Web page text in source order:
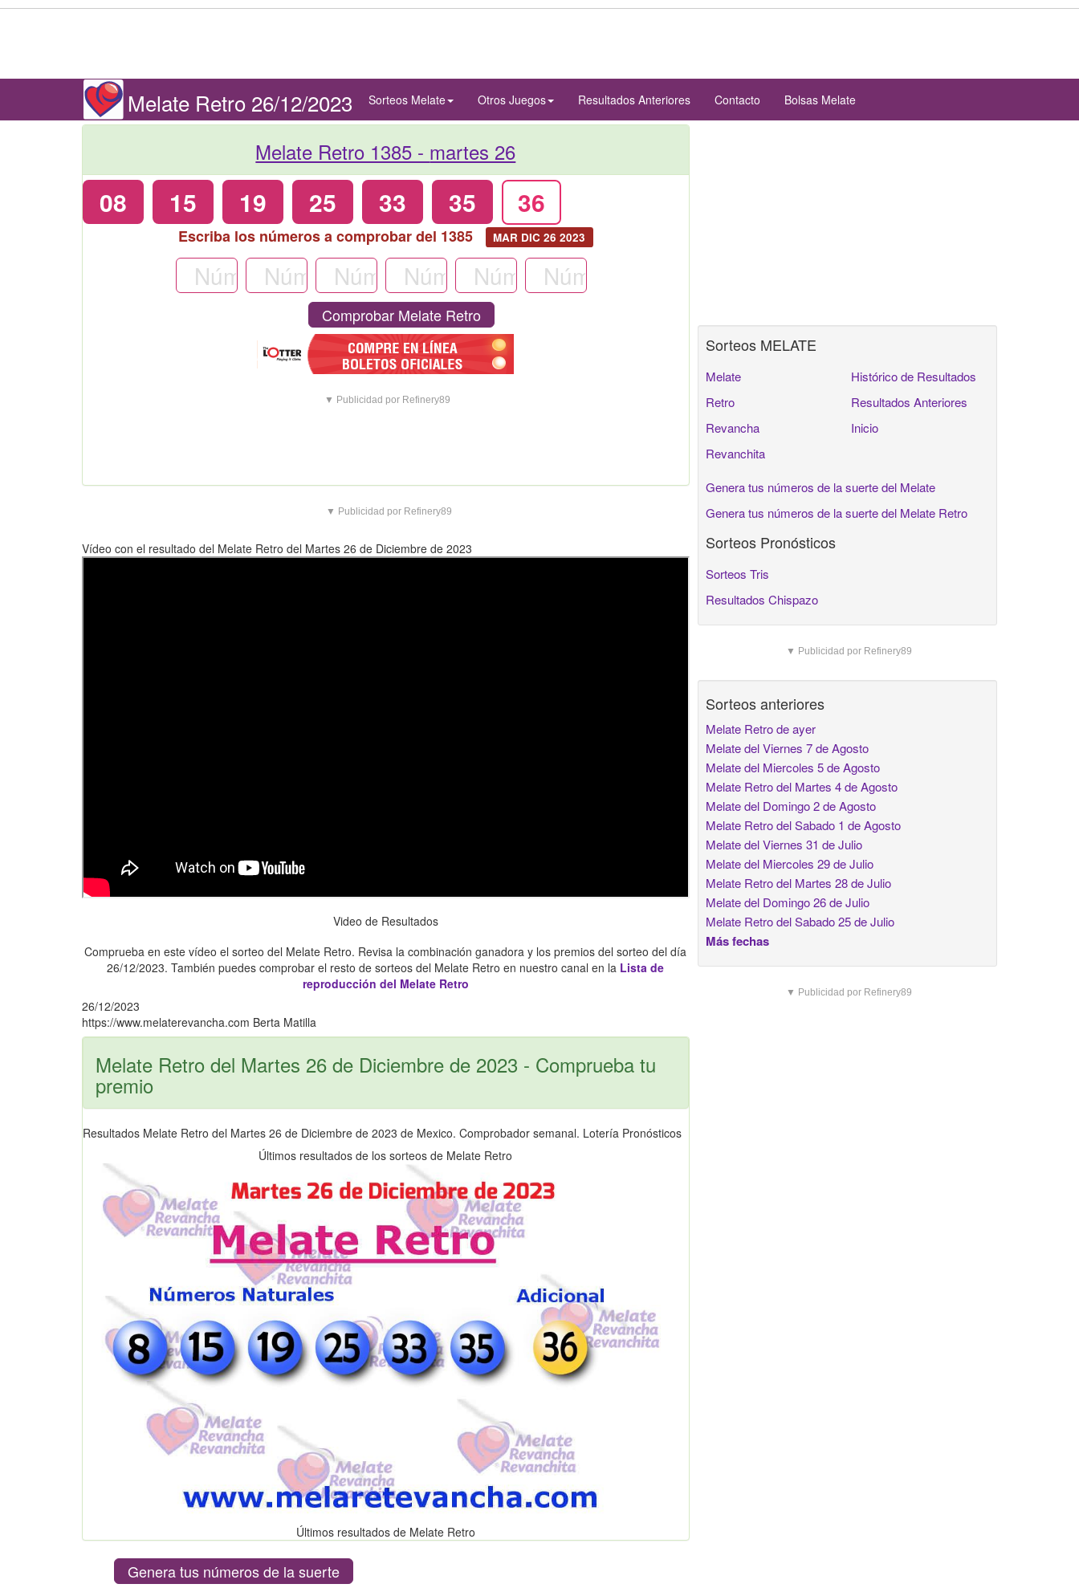
Melate Retro 26/12/2023 Sorteos Melate Otros Juegos Resultados Anteriores Contacto Bolsas Melate
Melate Retro 1385 - martes 26
08 15 19 25 33 35 36
Escriba los números a comprobar del 1385 MAR DIC 26 2023
Comprobar Melate Retro
▼ Publicidad por Refinery89
▼ Publicidad por Refinery89
Vídeo con el resultado del Melate Retro del Martes 26 de Diciembre de 2023
Video de Resultados
Comprueba en este vídeo el sorteo del Melate Retro. Revisa la combinación ganadora y los premios del sorteo del día
26/12/2023. También puedes comprobar el resto de sorteos del Melate Retro en nuestro canal en la Lista de
reproducción del Melate Retro
26/12/2023
https://www.melaterevancha.com Berta Matilla
Melate Retro del Martes 26 de Diciembre de 2023 - Comprueba tu
premio
Resultados Melate Retro del Martes 26 de Diciembre de 2023 de Mexico. Comprobador semanal. Lotería Pronósticos
Últimos resultados de los sorteos de Melate Retro
Últimos resultados de Melate Retro
Genera tus números de la suerte
Sorteos MELATE
Melate
Retro
Revancha
Revanchita
Histórico de Resultados
Resultados Anteriores
Inicio
Genera tus números de la suerte del Melate
Genera tus números de la suerte del Melate Retro
Sorteos Pronósticos
Sorteos Tris
Resultados Chispazo
▼ Publicidad por Refinery89
Sorteos anteriores
Melate Retro de ayer
Melate del Viernes 7 de Agosto
Melate del Miercoles 5 de Agosto
Melate Retro del Martes 4 de Agosto
Melate del Domingo 2 de Agosto
Melate Retro del Sabado 1 de Agosto
Melate del Viernes 31 de Julio
Melate del Miercoles 29 de Julio
Melate Retro del Martes 28 de Julio
Melate del Domingo 26 de Julio
Melate Retro del Sabado 25 de Julio
Más fechas
▼ Publicidad por Refinery89